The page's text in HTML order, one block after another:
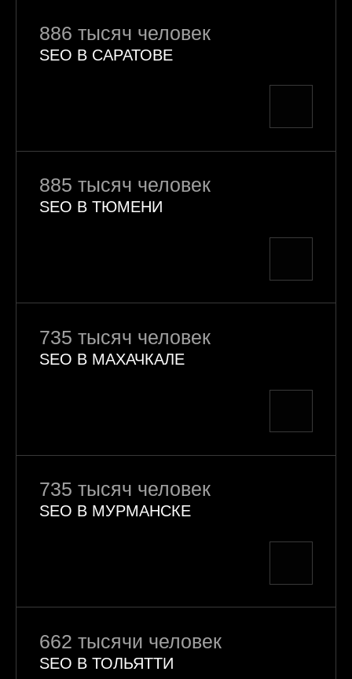
886 тысяч человек
SEO В САРАТОВЕ
885 тысяч человек
SEO В ТЮМЕНИ
735 тысяч человек
SEO В МАХАЧКАЛЕ
735 тысяч человек
SEO В МУРМАНСКЕ
662 тысячи человек
SEO В ТОЛЬЯТТИ